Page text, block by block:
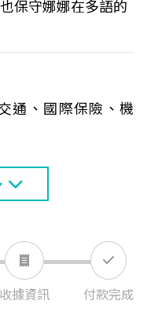
保守娜娜在多語的
通、國際保險、機
收據資訊 付款完成